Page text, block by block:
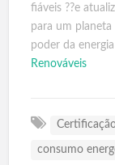
fiáveis ??e
para um planeta
poder da
Renováveis
consumo